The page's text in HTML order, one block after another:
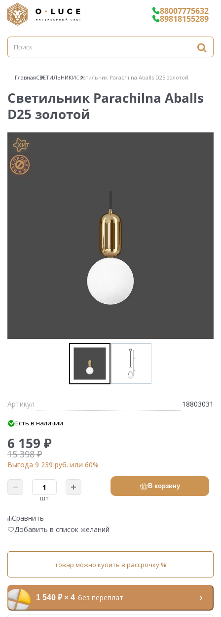
88007775632
89818155289
ГлавнаяСВЕТИЛЬНИКИСветильник Parachilna Aballs D25 золотой
Светильник Parachilna Aballs
D25 золотой
Артикул 18803031
Есть в наличии
6 159 ₽
15 398 ₽
Выгода 9 239 руб. или 60%
шт
В корзину
Сравнить
Добавить в список желаний
товар можно купить в рассрочку %
1 540 ₽ × 4 без переплат